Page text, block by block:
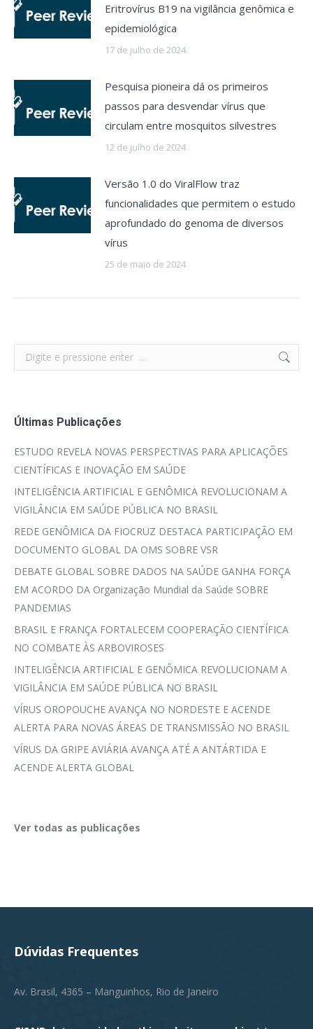
Eritrovírus B19 na vigilância genômica e
epidemiológica
17 de julho de 2024
Pesquisa pioneira dá os primeiros
passos para desvendar vírus que
circulam entre mosquitos silvestres
12 de julho de 2024
Versão 1.0 do ViralFlow traz
funcionalidades que permitem o estudo
aprofundado do genoma de diversos
vírus
25 de maio de 2024
Search:
Últimas Publicações
ESTUDO REVELA NOVAS PERSPECTIVAS PARA APLICAÇÕES
CIENTÍFICAS E INOVAÇÃO EM SAÚDE
INTELIGÊNCIA ARTIFICIAL E GENÔMICA REVOLUCIONAM A
VIGILÂNCIA EM SAÚDE PÚBLICA NO BRASIL
REDE GENÔMICA DA FIOCRUZ DESTACA PARTICIPAÇÃO EM
DOCUMENTO GLOBAL DA OMS SOBRE VSR
DEBATE GLOBAL SOBRE DADOS NA SAÚDE GANHA FORÇA
EM ACORDO DA Organização Mundial da Saúde SOBRE
PANDEMIAS
BRASIL E FRANÇA FORTALECEM COOPERAÇÃO CIENTÍFICA
NO COMBATE ÀS ARBOVIROSES
INTELIGÊNCIA ARTIFICIAL E GENÔMICA REVOLUCIONAM A
VIGILÂNCIA EM SAÚDE PÚBLICA NO BRASIL
VÍRUS OROPOUCHE AVANÇA NO NORDESTE E ACENDE
ALERTA PARA NOVAS ÁREAS DE TRANSMISSÃO NO BRASIL
VÍRUS DA GRIPE AVIÁRIA AVANÇA ATÉ A ANTÁRTIDA E
ACENDE ALERTA GLOBAL
Ver todas as publicações
Dúvidas Frequentes
Av. Brasil, 4365 – Manguinhos, Rio de Janeiro